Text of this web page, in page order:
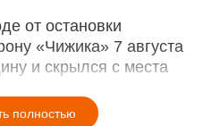
от остановки
«Чижика» 7 августа
и скрылся с места
полностью